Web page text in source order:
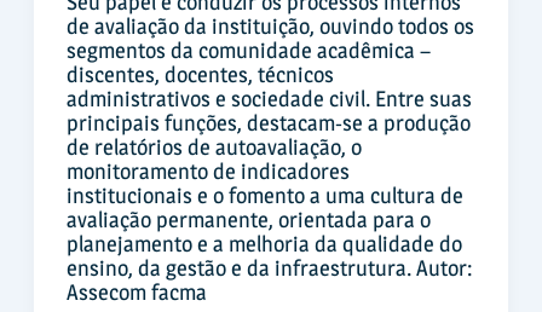
de avaliação da instituição, ouvindo todos os
segmentos da comunidade acadêmica –
discentes, docentes, técnicos
administrativos e sociedade civil. Entre suas
principais funções, destacam-se a produção
de relatórios de autoavaliação, o
monitoramento de indicadores
institucionais e o fomento a uma cultura de
avaliação permanente, orientada para o
planejamento e a melhoria da qualidade do
ensino, da gestão e da infraestrutura. Autor:
Assecom facma